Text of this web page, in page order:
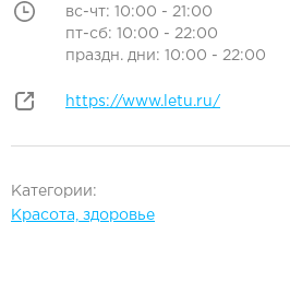
вс-чт: 10:00 - 21:00
пт-сб: 10:00 - 22:00
праздн. дни: 10:00 - 22:00
https://www.letu.ru/
Категории:
Красота, здоровье